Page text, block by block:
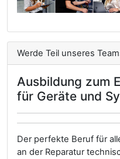
Werde Teil unseres
Ausbildung zum
für Geräte und
Der perfekte Beruf für
an der Reparatur